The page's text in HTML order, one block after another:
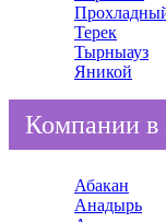
Терек
Тырныауз
Яникой
Компании в
Абакан
Анадырь